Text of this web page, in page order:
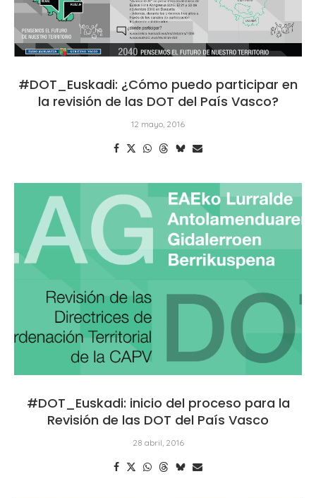
#DOT_Euskadi: ¿Cómo puedo participar en
la revisión de las DOT del País Vasco?
12 mayo, 2016
#DOT_Euskadi: inicio del proceso para la
Revisión de las DOT del País Vasco
28 abril, 2016